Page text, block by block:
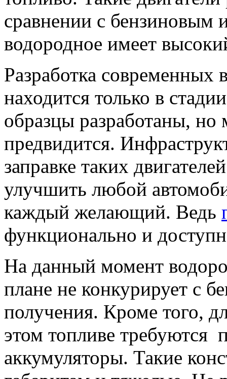
сравнении с бензиновым
водородное имеет
Разработка современных
находится только в
образцы разработаны, но
предвидится.
заправке таких
улучшить любой
каждый желающий. Ведь
функционально и
На данный момент
плане не конкурирует с
получения. Кроме того,
этом топливе требуются
аккумуляторы. Такие